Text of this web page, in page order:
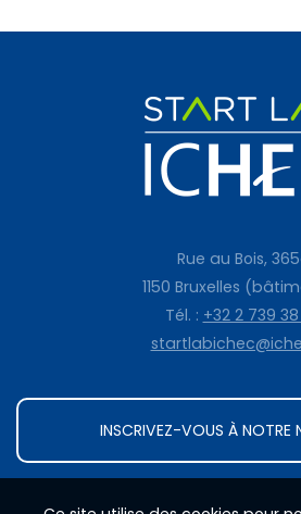
Rue au Bois,
1150 Bruxelles
Tél. : +32 2 739
INSCRIVEZ-VOUS À NOTRE